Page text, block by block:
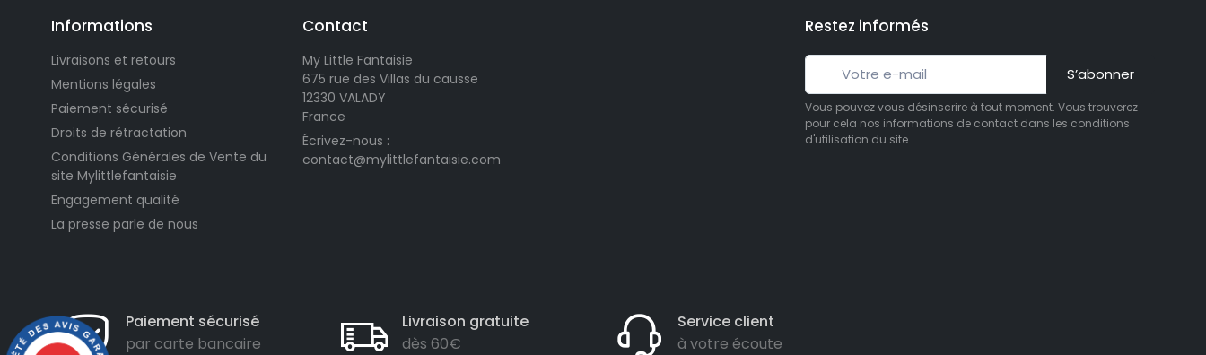
Informations
Livraisons et retours
Mentions légales
Paiement sécurisé
Droits de rétractation
Conditions Générales de Vente du
site Mylittlefantaisie
Engagement qualité
La presse parle de nous
Contact
My Little Fantaisie
675 rue des Villas du causse
12330 VALADY
France
Écrivez-nous :
contact@mylittlefantaisie.com
Restez informés
S’abonner
Vous pouvez vous désinscrire à tout moment. Vous trouverez
pour cela nos informations de contact dans les conditions
d'utilisation du site.
Paiement sécurisé
par carte bancaire
Livraison gratuite
dès 60€
Service client
à votre écoute